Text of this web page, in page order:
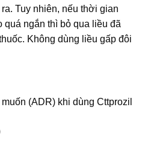
Tuy nhiên, nếu thời gian
ngắn thì bỏ qua liều đã
Không dùng liều gấp đôi
(ADR) khi dùng Cttprozil